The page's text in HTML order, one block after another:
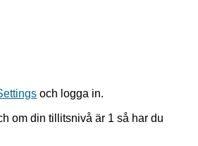
och logga in.
om din tillitsnivå är 1 så har du